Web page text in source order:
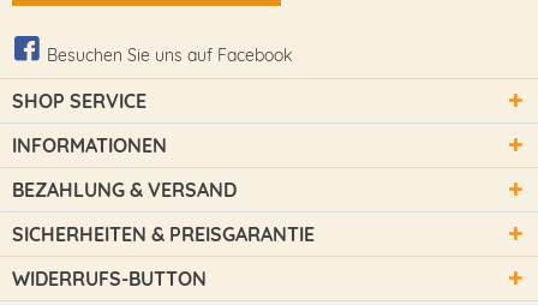
Besuchen Sie uns auf Facebook
SHOP SERVICE
INFORMATIONEN
BEZAHLUNG & VERSAND
SICHERHEITEN & PREISGARANTIE
WIDERRUFS-BUTTON